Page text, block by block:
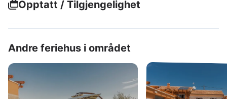
Opptatt / Tilgjengelighet
Andre feriehus i området